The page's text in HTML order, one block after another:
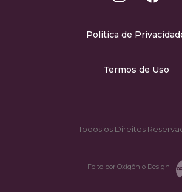
Política de
Termos de Uso
Todos os Direitos
Feito por Oxigênio Design